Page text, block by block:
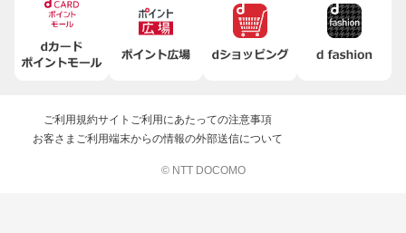
ご利用規約サイトご利用にあたっての注意事項
お客さまご利用端末からの情報の外部送信について
© NTT DOCOMO